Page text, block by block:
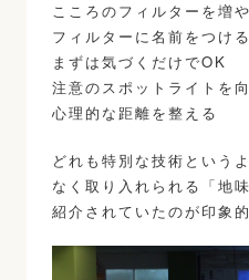
こころのフィルターを増
フィルターに名前をつける
まずは気づくだけでOK
注意のスポットライトを
心理的な距離を整える
どれも特別な技術という
なく取り入れられる「地
紹介されていたのが印象的